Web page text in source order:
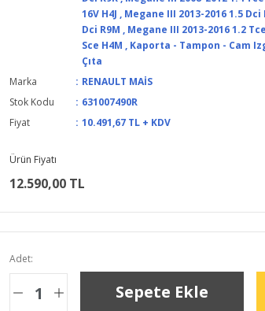
16V H4J , Megane III 2013-2016 1.5 Dci
Dci R9M , Megane III 2013-2016 1.2
Sce H4M , Kaporta - Tampon - Cam
Çıta
Marka
RENAULT MAİS
Stok Kodu
631007490R
Fiyat
10.491,67 TL + KDV
Ürün Fiyatı
12.590,00 TL
Adet:
Sepete Ekle